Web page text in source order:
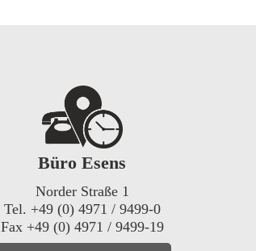
Büro Esens
Norder Straße 1
Tel. +49 (0) 4971 / 9499-0
Fax +49 (0) 4971 / 9499-19